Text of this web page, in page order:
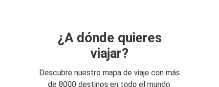
¿A dónde quieres
viajar?
Descubre nuestro mapa de viaje con más
de 8000 destinos en todo el mundo.